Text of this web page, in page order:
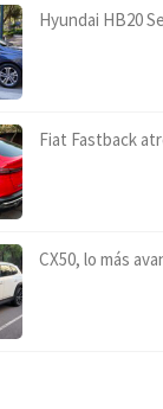
Hyundai HB20
Fiat Fastback
CX50, lo más